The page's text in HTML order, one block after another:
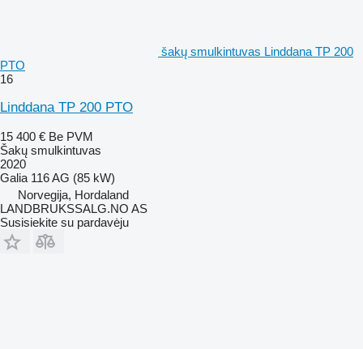
šakų smulkintuvas Linddana TP 200
PTO
16
Linddana TP 200 PTO
15 400 € Be PVM
Šakų smulkintuvas
2020
Galia 116 AG (85 kW)
Norvegija, Hordaland
LANDBRUKSSALG.NO AS
Susisiekite su pardavėju